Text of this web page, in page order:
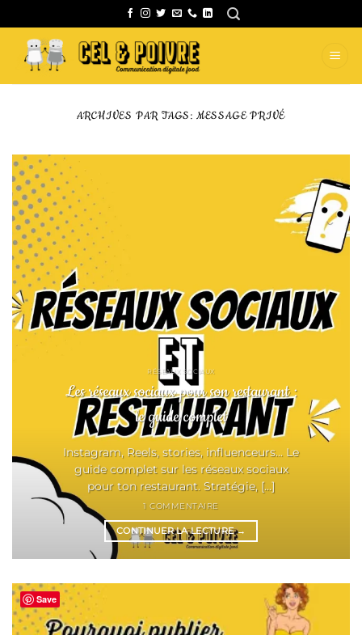
au
contenu
ARCHIVES PAR TAGS: MESSAGE PRIVÉ
RÉSEAUX SOCIAUX
Les réseaux sociaux pour son restaurant :
le guide complet
Instagram, Reels, stories, influenceurs... Le
guide complet sur les réseaux sociaux
pour ton restaurant. Stratégie, [...]
1 COMMENTAIRE
CONTINUER LA LECTURE→
Save